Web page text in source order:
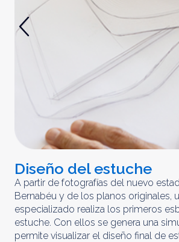
Diseño del estuche
A partir de fotografías del nuevo
Bernabéu y de los planos originales,
especializado realiza los primeros
estuche. Con ellos se genera una
permite visualizar el diseño final de